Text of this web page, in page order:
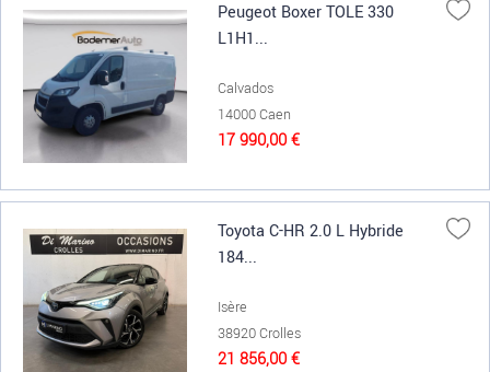
Peugeot Boxer TOLE 330
L1H1...
Calvados
14000 Caen
17 990,00 €
Toyota C-HR 2.0 L Hybride
184...
Isère
38920 Crolles
21 856,00 €